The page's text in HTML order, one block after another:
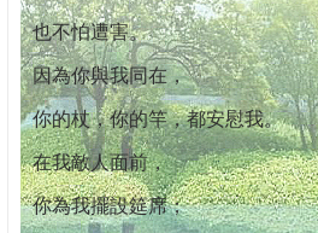
也不怕遭害。
因為你與我同在，
你的杖，你的竿，都安慰我。
在我敵人面前，
你為我擺設筵席；